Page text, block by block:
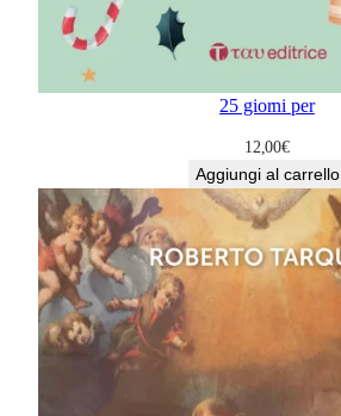
25 giorni per
12,00€
Aggiungi al carrello